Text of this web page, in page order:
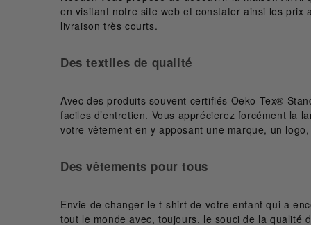
Radsow
Team 365 (55)
Valucap (9)
YP Classics (24)
en visitant notre site web et constater ainsi les prix
livraison très courts.
Des textiles de qualité
Avec des produits souvent certifiés Oeko-Tex®
faciles d’entretien. Vous apprécierez forcément la
votre vêtement en y apposant une marque, un
Des vêtements pour tous
Envie de changer le t-shirt de votre enfant qui a
tout le monde avec, toujours, le souci de la qualité